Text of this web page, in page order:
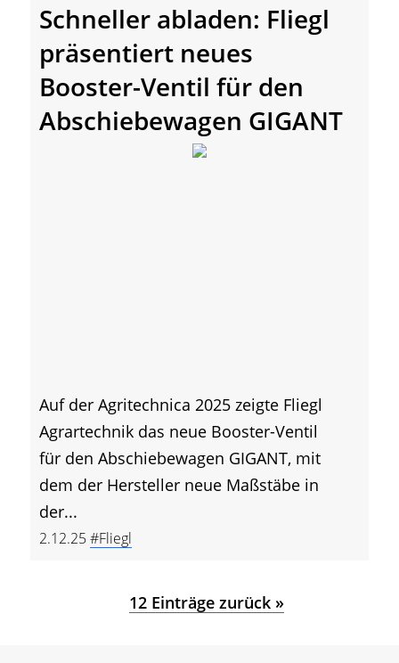
Schneller abladen: Fliegl
präsentiert neues
Booster-Ventil für den
Abschiebewagen GIGANT
Auf der Agritechnica 2025 zeigte Fliegl
Agrartechnik das neue Booster-Ventil
für den Abschiebewagen GIGANT, mit
dem der Hersteller neue Maßstäbe in
der...
2.12.25#Fliegl
12 Einträge zurück »